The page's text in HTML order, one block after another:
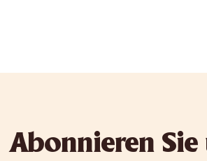
Abonnieren Sie